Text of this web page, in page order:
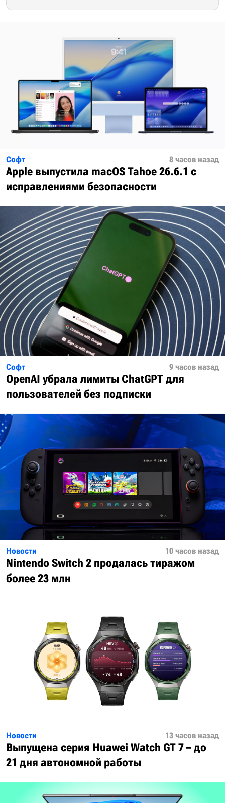
Софт 8 часов назад
Apple выпустила macOS Tahoe 26.6.1 с
исправлениями безопасности
Софт 9 часов назад
OpenAI убрала лимиты ChatGPT для
пользователей без подписки
Новости 10 часов назад
Nintendo Switch 2 продалась тиражом
более 23 млн
Новости 13 часов назад
Выпущена серия Huawei Watch GT 7 – до
21 дня автономной работы